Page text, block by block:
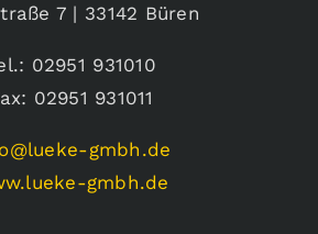
7 | 33142 Büren
02951 931010
02951 931011
gmbh.de
gmbh.de